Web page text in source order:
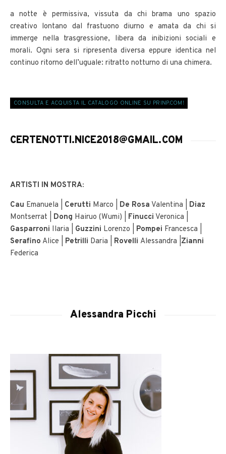
a notte è permissiva, vissuta da chi brama uno spazio
creativo lontano dal frastuono diurno e amata da chi si
immerge nella trasgressione, libera da inibizioni sociali e
morali. Ogni sera si ripresenta diversa eppure identica nel
continuo ritorno dell’uguale: ritratto notturno di una chimera.
CONSULTA E ACQUISTA IL CATALOGO ONLINE SU PRINP.COM!
CERTENOTTI.NICE2018@GMAIL.COM
ARTISTI IN MOSTRA:
Cau Emanuela | Cerutti Marco | De Rosa Valentina | Diaz
Montserrat | Dong Hairuo (Wumi) | Finucci Veronica |
Gasparroni Ilaria | Guzzini Lorenzo | Pompei Francesca |
Serafino Alice | Petrilli Daria | Rovelli Alessandra | Zianni
Federica
Alessandra Picchi